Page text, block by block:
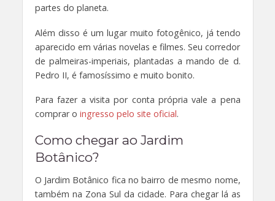
partes do planeta.
Além disso é um lugar muito fotogênico, já tendo
aparecido em várias novelas e filmes. Seu corredor
de palmeiras-imperiais, plantadas a mando de d.
Pedro II, é famosíssimo e muito bonito.
Para fazer a visita por conta própria vale a pena
comprar o ingresso pelo site oficial.
Como chegar ao Jardim
Botânico?
O Jardim Botânico fica no bairro de mesmo nome,
também na Zona Sul da cidade. Para chegar lá as